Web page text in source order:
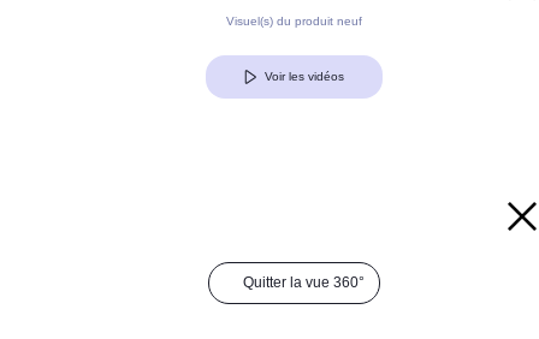
Visuel(s) du produit neuf
Voir les vidéos
Quitter la vue 360°